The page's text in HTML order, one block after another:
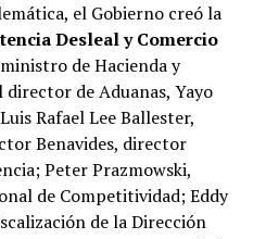
el Gobierno creó la
Desleal y Comercio
de Hacienda y
de Aduanas, Yayo
Rafael Lee Ballester,
Benavides, director
Peter Prazmowski,
de Competitividad; Eddy
de la Dirección